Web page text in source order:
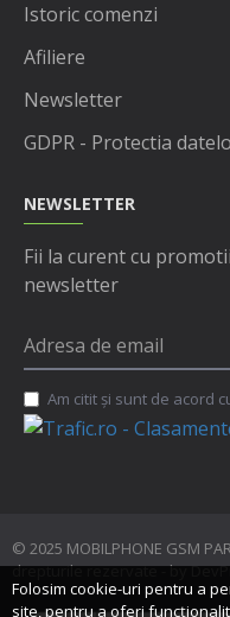
Istoric comenzi
Afiliere
Newsletter
GDPR - Protectia
NEWSLETTER
Fii la curent cu
newsletter
Am citit şi sunt de acord
© 2025 MOBILPHONE GSM
drepturile rezervate - by
Folosim cookie-uri pentru a
site, pentru a oferi